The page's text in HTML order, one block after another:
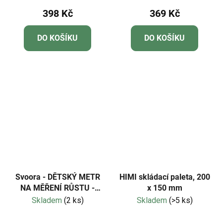
398 Kč
DO KOŠÍKU
369 Kč
DO KOŠÍKU
Svoora - DĚTSKÝ METR
NA MĚŘENÍ RŮSTU -
LIŠKA
Skladem (2 ks)
HIMI skládací paleta, 200
x 150 mm
Skladem (>5 ks)